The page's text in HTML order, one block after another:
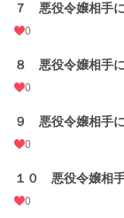
７ 悪役令嬢相手
0
８ 悪役令嬢相手
0
９ 悪役令嬢相手
0
１０ 悪役令嬢相
0